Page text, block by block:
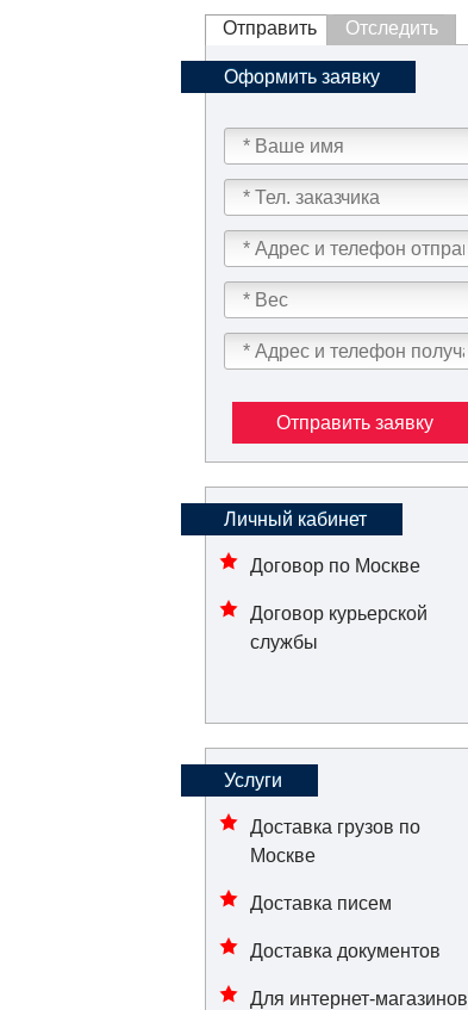
Отправить Отследить
Оформить заявку
Отправить заявку
Личный кабинет
Договор по Москве
Договор курьерской
службы
Услуги
Доставка грузов по
Москве
Доставка писем
Доставка документов
Для интернет-магазинов